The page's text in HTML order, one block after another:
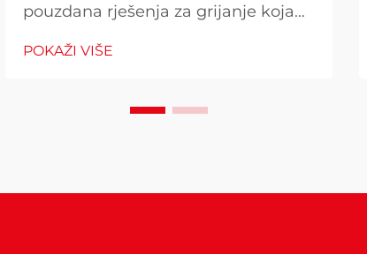
pouzdana rješenja za grijanje koja
beskompromisne sigurnosne
vanjski prostor, razumijevanje zašto
POKAŽI VIŠE